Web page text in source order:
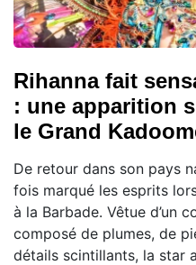
Rihanna fait
: une apparition
le Grand
De retour dans son pays
fois marqué les esprits
à la Barbade. Vêtue d’un
composé de plumes, de
détails scintillants, la star